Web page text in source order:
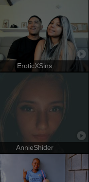
EroticXSins
AnnieShider